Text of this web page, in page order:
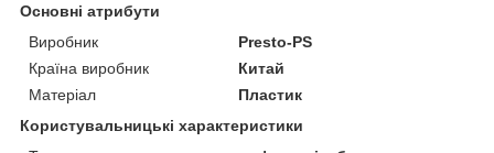
Основні атрибути
Виробник
Presto-PS
Країна виробник
Китай
Матеріал
Пластик
Користувальницькі характеристики